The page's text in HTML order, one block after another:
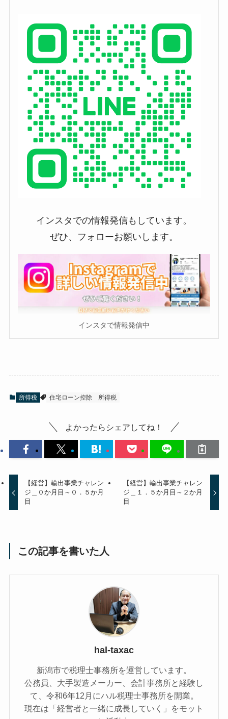
インスタでの情報発信もしています。
ぜひ、フォローお願いします。
インスタで情報発信中
所得税 住宅ローン控除 所得税
よかったらシェアしてね！
【経営】輸出事業チャレン
ジ＿０か月目～０．５か月
目
【経営】輸出事業チャレン
ジ＿１．５か月目～２か月
目
この記事を書いた人
hal-taxac
新潟市で税理士事務所を運営しています。
公務員、大手製造メーカー、会計事務所と経験し
て、令和6年12月にハル税理士事務所を開業。
現在は「経営者と一緒に成長していく」をモット